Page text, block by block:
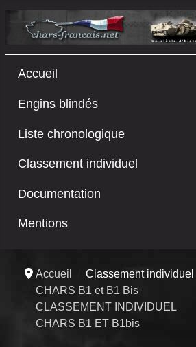
Accueil
Engins blindés
Liste chronologique
Classement individuel
Documentation
Mentions
Accueil
Classement individuel
CHARS B1 et B1 Bis
CLASSEMENT INDIVIDUEL
CHARS B1 ET B1bis